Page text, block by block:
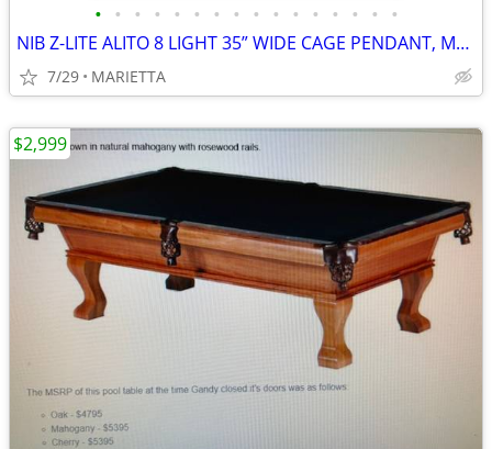
• • • • • • • • • • • • • • • •
NIB Z-LITE ALITO 8 LIGHT 35” WIDE CAGE PENDANT, MODEL 6015-8MB BLK
7/29 MARIETTA
$2,999